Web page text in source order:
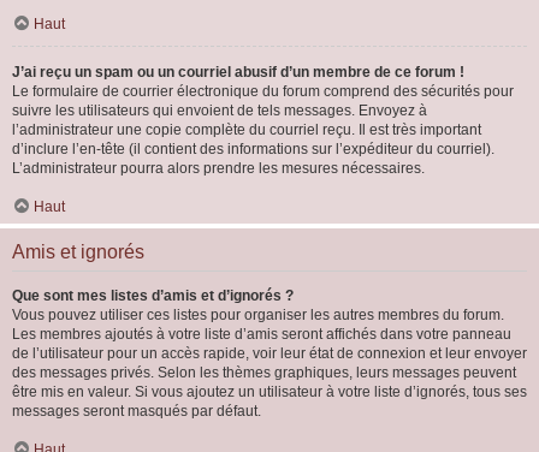
Haut
J’ai reçu un spam ou un courriel abusif d’un membre de ce forum !
Le formulaire de courrier électronique du forum comprend des sécurités pour
suivre les utilisateurs qui envoient de tels messages. Envoyez à
l’administrateur une copie complète du courriel reçu. Il est très important
d’inclure l’en-tête (il contient des informations sur l’expéditeur du courriel).
L’administrateur pourra alors prendre les mesures nécessaires.
Haut
Amis et ignorés
Que sont mes listes d’amis et d’ignorés ?
Vous pouvez utiliser ces listes pour organiser les autres membres du forum.
Les membres ajoutés à votre liste d’amis seront affichés dans votre panneau
de l’utilisateur pour un accès rapide, voir leur état de connexion et leur envoyer
des messages privés. Selon les thèmes graphiques, leurs messages peuvent
être mis en valeur. Si vous ajoutez un utilisateur à votre liste d’ignorés, tous ses
messages seront masqués par défaut.